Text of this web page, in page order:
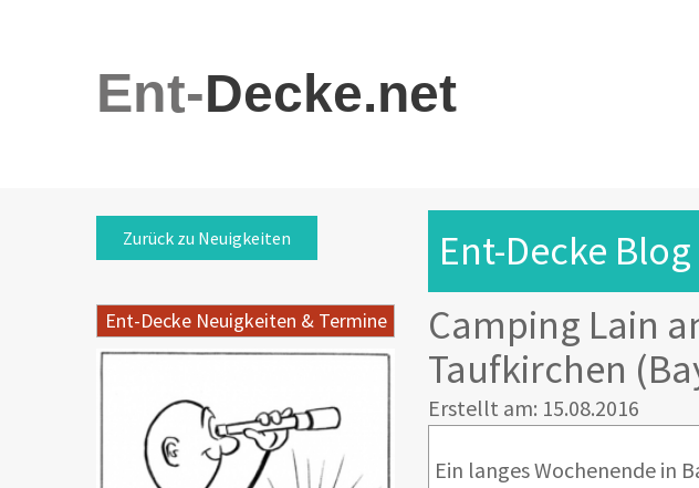
Ent-Decke.net
Zurück zu Neuigkeiten
Ent-Decke Neuigkeiten & Termine
Ent-Decke
Camping Lain
Taufkirchen
Erstellt am: 15.08.2016
Ein langes Wochenende in